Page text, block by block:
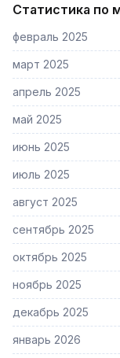
Статистика по
февраль 2025
март 2025
апрель 2025
май 2025
июнь 2025
июль 2025
август 2025
сентябрь 2025
октябрь 2025
ноябрь 2025
декабрь 2025
январь 2026